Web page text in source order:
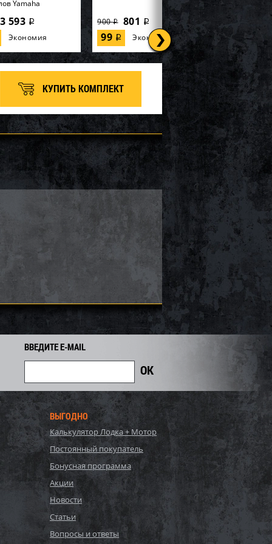
Yamaha
3 593 i
Экономия
900i 801 i
99 i Экономия
SOLAS KE-CD-09/15
24 385i
Экономия
Импеллер SOLAS KGX-CD-
12/16
28 346 i
SOLAS ST-CD-15/20
28 467i
Экономия
Импеллер SOLAS SX4-TP-13/16
76 550i 71 192
5 358 Экономия
КУПИТЬ КОМПЛЕКТ
ВВЕДИТЕ E-MAIL
ВЫГОДНО
Калькулятор Лодка + Мотор
Постоянный покупатель
Бонусная программа
Акции
Новости
Статьи
Вопросы и ответы